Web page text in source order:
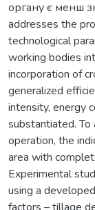
органу є менш
addresses the
technological
working bodies
incorporation of
generalized
intensity, energy
substantiated.
operation, the
area with
Experimental
using a